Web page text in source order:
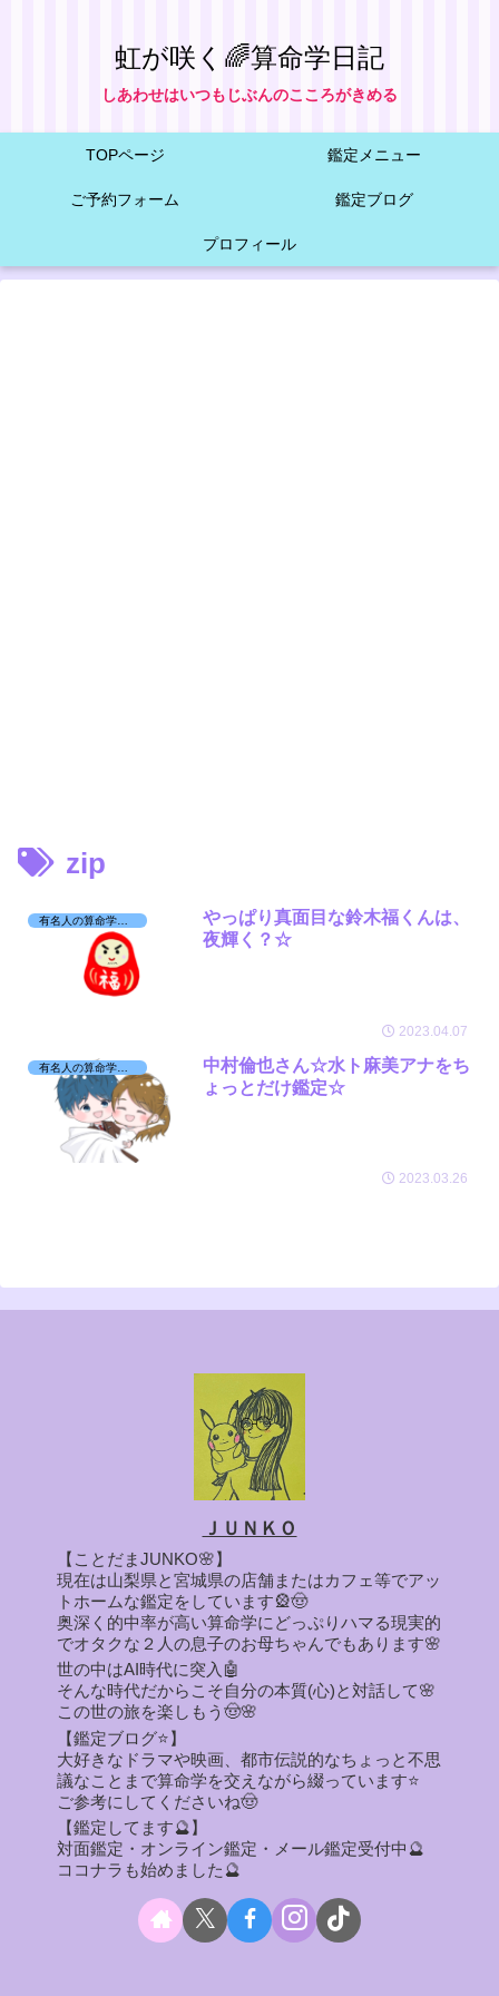
虹が咲く🌈算命学日記
しあわせはいつもじぶんのこころがきめる
TOPページ 鑑定メニュー
ご予約フォーム 鑑定ブログ
プロフィール
zip
有名人の算命学日記☆
やっぱり真面目な鈴木福くんは、
夜輝く？☆
2023.04.07
有名人の算命学日記☆
中村倫也さん☆水ト麻美アナをち
ょっとだけ鑑定☆
2023.03.26
ＪＵＮＫＯ
【ことだまJUNKO🌸】
現在は山梨県と宮城県の店舗またはカフェ等でアッ
トホームな鑑定をしています🎡🤠
奥深く的中率が高い算命学にどっぷりハマる現実的
でオタクな２人の息子のお母ちゃんでもあります🌸
世の中はAI時代に突入🤖
そんな時代だからこそ自分の本質(心)と対話して🌸
この世の旅を楽しもう🤠🌸
【鑑定ブログ⭐】
大好きなドラマや映画、都市伝説的なちょっと不思
議なことまで算命学を交えながら綴っています⭐
ご参考にしてくださいね🤠
【鑑定してます🔮】
対面鑑定・オンライン鑑定・メール鑑定受付中🔮
ココナラも始めました🔮